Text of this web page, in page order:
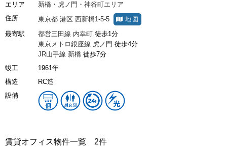
エリア
新橋・虎ノ門・神谷町エリア
住所
東京都 港区 西新橋1-5-5 地図
最寄駅 都営三田線 内幸町 徒歩1分
東京メトロ銀座線 虎ノ門 徒歩4分
JR山手線 新橋 徒歩7分
竣工
1961年
構造
RC造
設備
賃貸オフィス物件一覧 2件